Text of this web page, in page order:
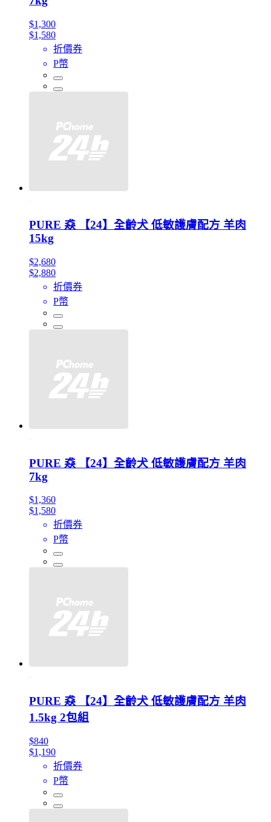
$1,300
$1,580
折價券
P幣
PURE 猋 【24】全齡犬 低敏護膚配方 羊肉
15kg
$2,680
$2,880
折價券
P幣
PURE 猋 【24】全齡犬 低敏護膚配方 羊肉
7kg
$1,360
$1,580
折價券
P幣
PURE 猋 【24】全齡犬 低敏護膚配方 羊肉
1.5kg 2包組
$840
$1,190
折價券
P幣